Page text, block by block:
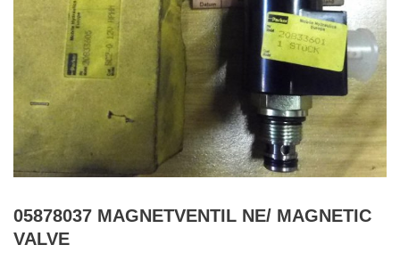
05878037 MAGNETVENTIL NE/ MAGNETIC
VALVE